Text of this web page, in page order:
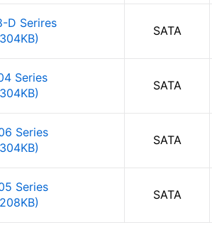
D Serires
SATA
Series
SATA
Series
SATA
Series
SATA